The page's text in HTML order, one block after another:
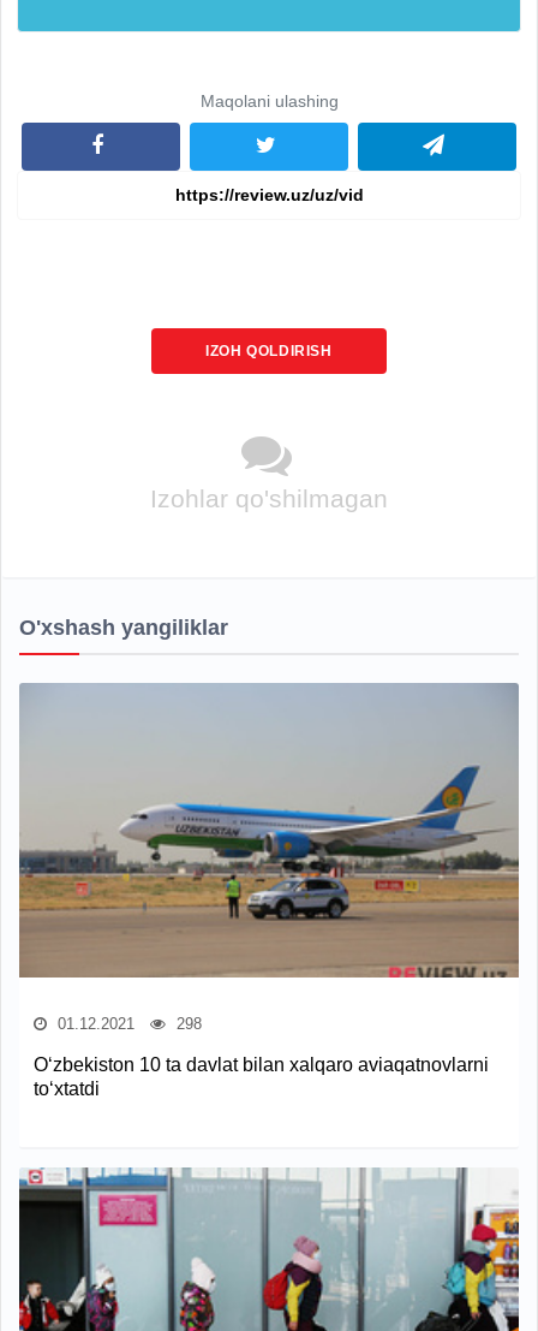
Maqolani ulashing
IZOH QOLDIRISH
Izohlar qo'shilmagan
O'xshash yangiliklar
01.12.2021 298
O‘zbekiston 10 ta davlat bilan xalqaro aviaqatnovlarni
to‘xtatdi